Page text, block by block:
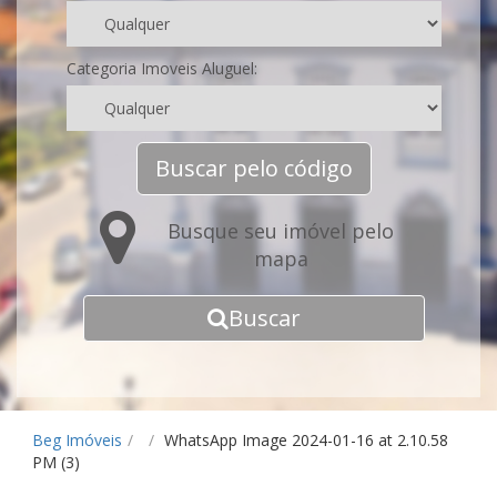
Categoria Imoveis Aluguel:
Buscar pelo código
Busque seu imóvel pelo
mapa
Buscar
Beg Imóveis / / WhatsApp Image 2024-01-16 at 2.10.58
PM (3)